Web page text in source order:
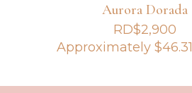
Aurora Dorada
RD$2,900
Approximately $46.31